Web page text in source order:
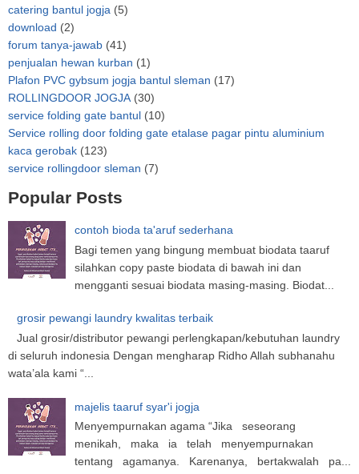
catering bantul jogja (5)
download (2)
forum tanya-jawab (41)
penjualan hewan kurban (1)
Plafon PVC gybsum jogja bantul sleman (17)
ROLLINGDOOR JOGJA (30)
service folding gate bantul (10)
Service rolling door folding gate etalase pagar pintu aluminium
kaca gerobak (123)
service rollingdoor sleman (7)
Popular Posts
contoh bioda ta'aruf sederhana
Bagi temen yang bingung membuat biodata taaruf
silahkan copy paste biodata di bawah ini dan
mengganti sesuai biodata masing-masing. Biodat...
grosir pewangi laundry kwalitas terbaik
Jual grosir/distributor pewangi perlengkapan/kebutuhan laundry
di seluruh indonesia Dengan mengharap Ridho Allah subhanahu
wata’ala kami “...
majelis taaruf syar'i jogja
Menyempurnakan agama “Jika seseorang
menikah, maka ia telah menyempurnakan
tentang agamanya. Karenanya, bertakwalah pa...